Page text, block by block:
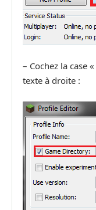
– Cochez la case
texte à droite :